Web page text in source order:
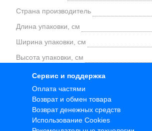
Страна производитель
Длина упаковки, см
Ширина упаковки, см
Высота упаковки, см
Сервис и поддержка
Оплата частями
Возврат и обмен товара
Возврат денежных средств
Использование Cookies